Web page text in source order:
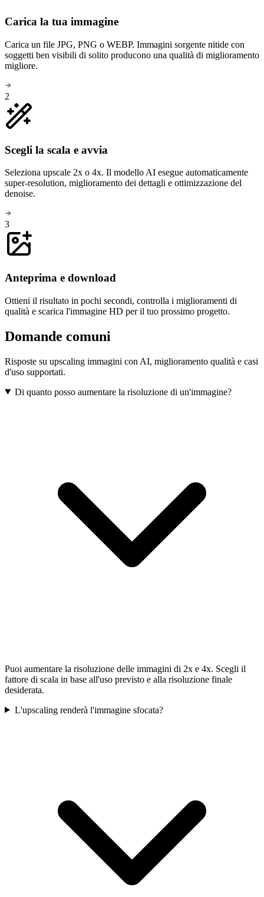
Carica la tua immagine
Carica un file JPG, PNG o WEBP. Immagini sorgente nitide con
soggetti ben visibili di solito producono una qualità di miglioramento
migliore.
2
Scegli la scala e avvia
Seleziona upscale 2x o 4x. Il modello AI esegue automaticamente
super-resolution, miglioramento dei dettagli e ottimizzazione del
denoise.
3
Anteprima e download
Ottieni il risultato in pochi secondi, controlla i miglioramenti di
qualità e scarica l'immagine HD per il tuo prossimo progetto.
Domande comuni
Risposte su upscaling immagini con AI, miglioramento qualità e casi
d'uso supportati.
Di quanto posso aumentare la risoluzione di un'immagine?
Puoi aumentare la risoluzione delle immagini di 2x e 4x. Scegli il
fattore di scala in base all'uso previsto e alla risoluzione finale
desiderata.
L'upscaling renderà l'immagine sfocata?